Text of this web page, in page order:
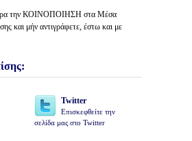
την ΚΟΙΝΟΠΟΙΗΣΗ στα Μέσα
και μήν αντιγράφετε, έστω και με
Twitter
Επισκεφθείτε την
σελίδα μας στο Twitter